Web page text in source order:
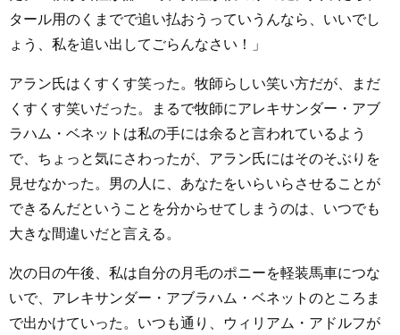
タール用のくまでで追い払おうっていうんなら、いいでし
ょう、私を追い出してごらんなさい！」
アラン氏はくすくす笑った。牧師らしい笑い方だが、まだ
くすくす笑いだった。まるで牧師にアレキサンダー・アブ
ラハム・ベネットは私の手には余ると言われているよう
で、ちょっと気にさわったが、アラン氏にはそのそぶりを
見せなかった。男の人に、あなたをいらいらさせることが
できるんだということを分からせてしまうのは、いつでも
大きな間違いだと言える。
次の日の午後、私は自分の月毛のポニーを軽装馬車につな
いで、アレキサンダー・アブラハム・ベネットのところま
で出かけていった。いつも通り、ウィリアム・アドルフが